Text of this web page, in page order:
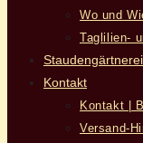
Wo und
Taglilien-
Kontakt
Kontakt |
Versand-